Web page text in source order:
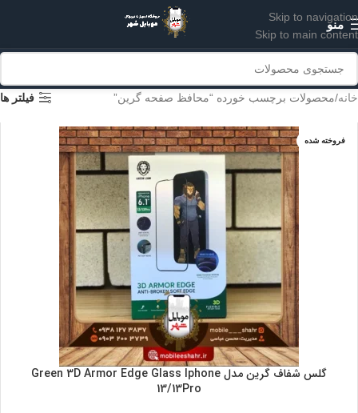
Skip to navigation
Skip to main content
منو
خانه محصولات برچسب خورده “محافظ صفحه گرین” فیلتر ها
فروخته شده
گلس شفاف گرین مدل Green 3D Armor Edge Glass Iphone
13/13Pro